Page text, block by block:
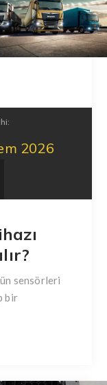
2026
sensörleri
bir